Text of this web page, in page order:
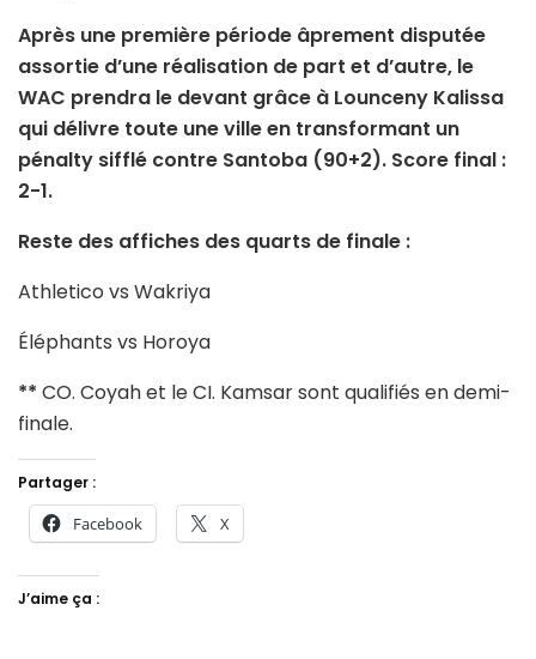
Après une première période âprement disputée
assortie d’une réalisation de part et d’autre, le
WAC prendra le devant grâce à Lounceny Kalissa
qui délivre toute une ville en transformant un
pénalty sifflé contre Santoba (90+2). Score final :
2-1.
Reste des affiches des quarts de finale :
Athletico vs Wakriya
Éléphants vs Horoya
** CO. Coyah et le CI. Kamsar sont qualifiés en demi-
finale.
Partager :
Facebook X
J’aime ça :